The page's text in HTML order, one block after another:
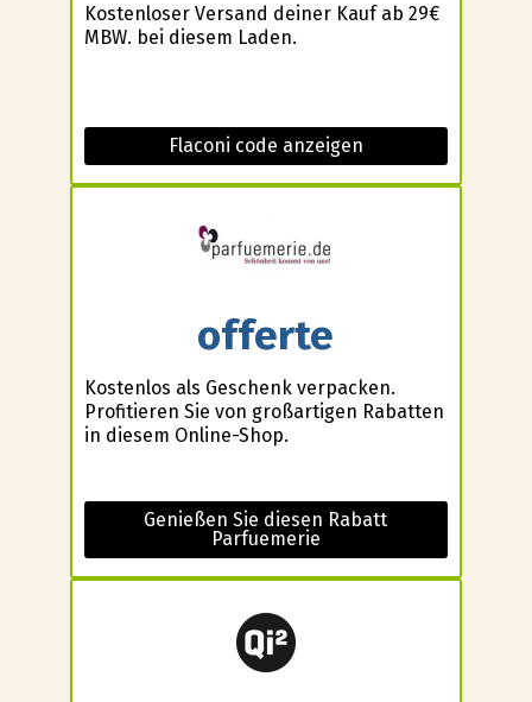
Kostenloser Versand deiner Kauf ab 29€
MBW. bei diesem Laden.
Flaconi code anzeigen
offerte
Kostenlos als Geschenk verpacken.
Profitieren Sie von großartigen Rabatten
in diesem Online-Shop.
Genießen Sie diesen Rabatt
Parfuemerie